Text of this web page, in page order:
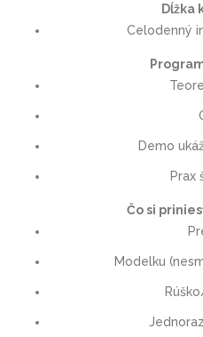
Dĺžka
Celodenný
Demo
Prax
Čo si
Modelku